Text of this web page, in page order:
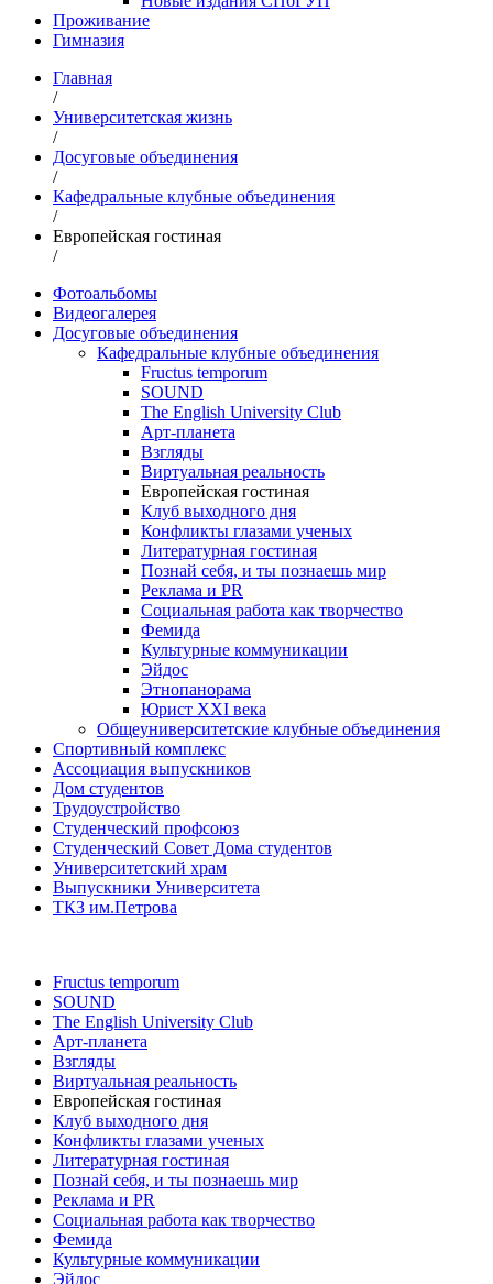
Проживание
Гимназия
Главная
/
Университетская жизнь
/
Досуговые объединения
/
Кафедральные клубные объединения
/
Европейская гостиная
/
Фотоальбомы
Видеогалерея
Досуговые объединения
Кафедральные клубные объединения
Fructus temporum
SOUND
The English University Club
Арт-планета
Взгляды
Виртуальная реальность
Европейская гостиная
Клуб выходного дня
Конфликты глазами ученых
Литературная гостиная
Познай себя, и ты познаешь мир
Реклама и PR
Социальная работа как творчество
Фемида
Культурные коммуникации
Эйдос
Этнопанорама
Юрист XXI века
Общеуниверситетские клубные объединения
Спортивный комплекс
Ассоциация выпускников
Дом студентов
Трудоустройство
Студенческий профсоюз
Студенческий Совет Дома студентов
Университетский храм
Выпускники Университета
ТКЗ им.Петрова
Fructus temporum
SOUND
The English University Club
Арт-планета
Взгляды
Виртуальная реальность
Европейская гостиная
Клуб выходного дня
Конфликты глазами ученых
Литературная гостиная
Познай себя, и ты познаешь мир
Реклама и PR
Социальная работа как творчество
Фемида
Культурные коммуникации
Эйдос